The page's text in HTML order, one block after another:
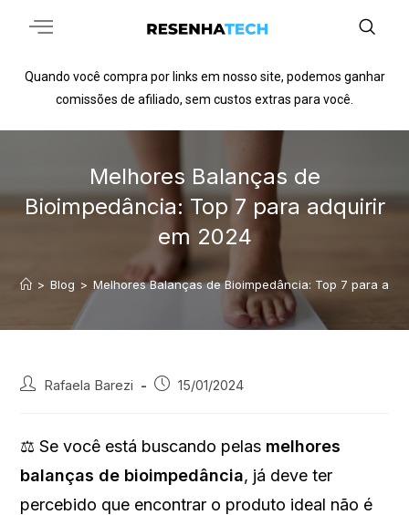
Quando você compra por links em nosso site, podemos ganhar
comissões de afiliado, sem custos extras para você.
Melhores Balanças de
Bioimpedância: Top 7 para adquirir
em 2024
> Blog > Melhores Balanças de Bioimpedância: Top 7 para
Rafaela Barezi 15/01/2024
⚖️ Se você está buscando pelas melhores
balanças de bioimpedância, já deve ter
percebido que encontrar o produto ideal não é